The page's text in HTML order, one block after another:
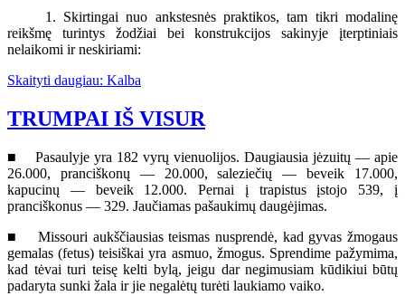
1. Skirtingai nuo ankstesnės praktikos, tam tikri modalinę
reikšmę turintys žodžiai bei konstrukcijos sakinyje įterptiniais
nelaikomi ir neskiriami:
Skaityti daugiau: Kalba
TRUMPAI IŠ VISUR
■ Pasaulyje yra 182 vyrų vienuolijos. Daugiausia jėzuitų — apie
26.000, pranciškonų — 20.000, saleziečių — beveik 17.000,
kapucinų — beveik 12.000. Pernai į trapistus įstojo 539, į
pranciškonus — 329. Jaučiamas pašaukimų daugėjimas.
■ Missouri aukščiausias teismas nusprendė, kad gyvas žmogaus
gemalas (fetus) teisiškai yra asmuo, žmogus. Sprendime pažymima,
kad tėvai turi teisę kelti bylą, jeigu dar negimusiam kūdikiui būtų
padaryta sunki žala ir jie negalėtų turėti laukiamo vaiko.